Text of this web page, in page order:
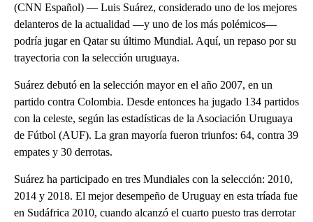
(CNN Español) — Luis Suárez, considerado uno de los mejores
delanteros de la actualidad —y uno de los más polémicos—
podría jugar en Qatar su último Mundial. Aquí, un repaso por su
trayectoria con la selección uruguaya.
Suárez debutó en la selección mayor en el año 2007, en un
partido contra Colombia. Desde entonces ha jugado 134 partidos
con la celeste, según las estadísticas de la Asociación Uruguaya
de Fútbol (AUF). La gran mayoría fueron triunfos: 64, contra 39
empates y 30 derrotas.
Suárez ha participado en tres Mundiales con la selección: 2010,
2014 y 2018. El mejor desempeño de Uruguay en esta tríada fue
en Sudáfrica 2010, cuando alcanzó el cuarto puesto tras derrotar